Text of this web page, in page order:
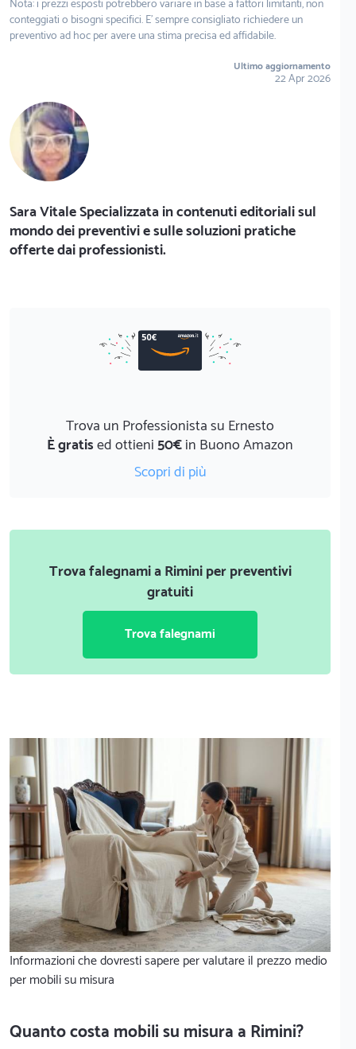
Nota: i prezzi esposti potrebbero variare in base a fattori limitanti, non
conteggiati o bisogni specifici. E' sempre consigliato richiedere un
preventivo ad hoc per avere una stima precisa ed affidabile.
Ultimo aggiornamento
22 Apr 2026
Sara Vitale Specializzata in contenuti editoriali sul
mondo dei preventivi e sulle soluzioni pratiche
offerte dai professionisti.
Trova un Professionista su Ernesto
È gratised ottieni50€in Buono Amazon
Scopri di più
Trova falegnami a Rimini per preventivi
gratuiti
Trova falegnami
Informazioni che dovresti sapere per valutare il prezzo medio
per mobili su misura
Quanto costa mobili su misura a Rimini?